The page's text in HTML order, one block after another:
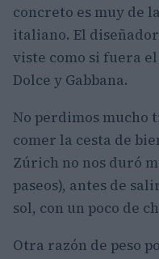
concreto es muy de
italiano. El
viste como si fuera
Dolce y Gabbana.
No perdimos mucho
comer la cesta de
Zúrich no nos duró
paseos), antes de
sol, con un poco de
Otra razón de peso